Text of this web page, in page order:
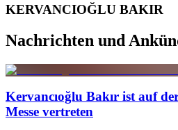
KERVANCIOĞLU BAKIR
Nachrichten und
Kervancıoğlu Bakır ist auf
Messe vertreten